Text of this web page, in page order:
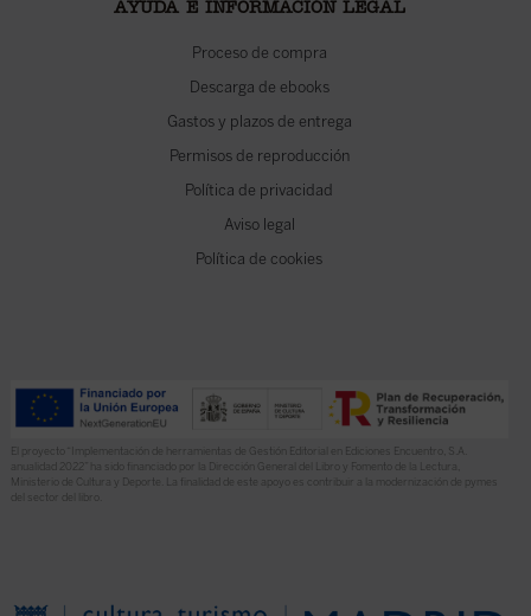
AYUDA E INFORMACIÓN LEGAL
Proceso de compra
Descarga de ebooks
Gastos y plazos de entrega
Permisos de reproducción
Política de privacidad
Aviso legal
Política de cookies
El proyecto “Implementación de herramientas de Gestión Editorial en Ediciones Encuentro, S.A.
anualidad 2022” ha sido financiado por la Dirección General del Libro y Fomento de la Lectura,
Ministerio de Cultura y Deporte. La finalidad de este apoyo es contribuir a la modernización de pymes
del sector del libro.